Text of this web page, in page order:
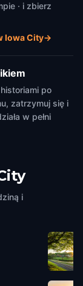
· i zbierz
Iowa City→
po
zatrzymuj się i
w pełni
i